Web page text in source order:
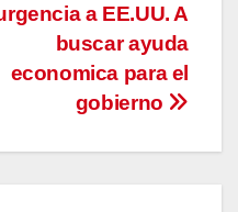
a EE.UU. A
buscar ayuda
economica para el
gobierno